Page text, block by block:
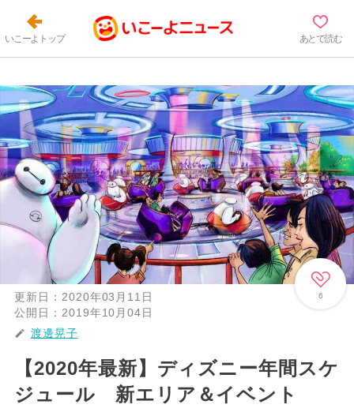
いこーよトップ あとで読む
6
更新日： 2020年03月11日
公開日： 2019年10月04日
渡邊晃子
【2020年最新】ディズニー年間スケ
ジュール 新エリア＆イベント